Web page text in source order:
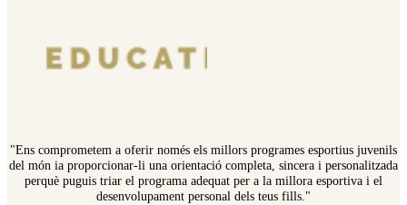
"Ens comprometem a oferir només els millors programes esportius juvenils
del món ia proporcionar-li una orientació completa, sincera i personalitzada
perquè puguis triar el programa adequat per a la millora esportiva i el
desenvolupament personal dels teus fills."